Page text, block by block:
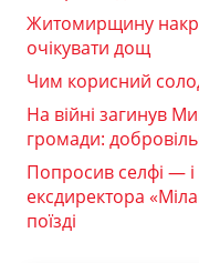
Житомирщину
очікувати дощ
Чим корисний
На війні загинув
громади:
Попросив селфі —
ексдиректора
поїзді